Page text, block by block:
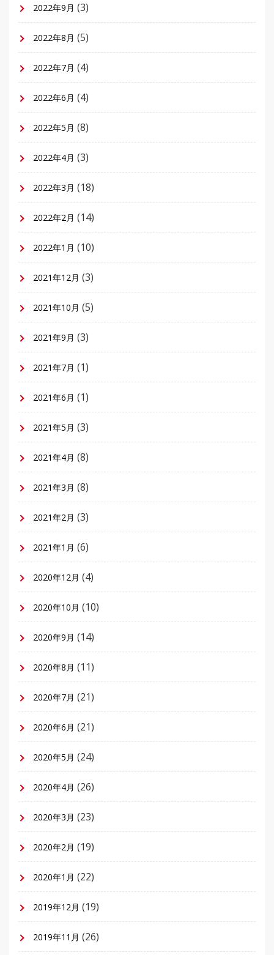
2022年9月 (3)
2022年8月 (5)
2022年7月 (4)
2022年6月 (4)
2022年5月 (8)
2022年4月 (3)
2022年3月 (18)
2022年2月 (14)
2022年1月 (10)
2021年12月 (3)
2021年10月 (5)
2021年9月 (3)
2021年7月 (1)
2021年6月 (1)
2021年5月 (3)
2021年4月 (8)
2021年3月 (8)
2021年2月 (3)
2021年1月 (6)
2020年12月 (4)
2020年10月 (10)
2020年9月 (14)
2020年8月 (11)
2020年7月 (21)
2020年6月 (21)
2020年5月 (24)
2020年4月 (26)
2020年3月 (23)
2020年2月 (19)
2020年1月 (22)
2019年12月 (19)
2019年11月 (26)